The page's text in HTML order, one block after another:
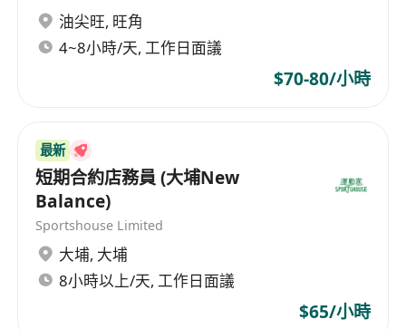
序
接待顧客並提供相關產品與服務資訊，提升客戶
滿意度
協助處理商品陳列、庫存管理與進出貨作業
支援員工排班、培訓及績效考核等行政事務
協調解決現場突發狀況，維持良好營運秩序
具備良好的溝通能力與服務熱忱，能獨立處理門
油尖旺, 旺角
4~8小時/天, 工作日面議
$70-80/小時
最新
短期合約店務員 (大埔New
Balance)
Sportshouse Limited
大埔, 大埔
8小時以上/天, 工作日面議
$65/小時